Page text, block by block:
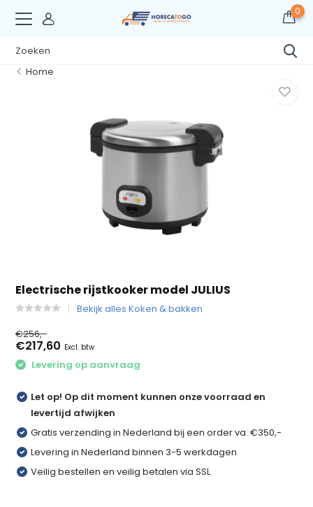
0
Home
Electrische rijstkooker model JULIUS
Bekijk alles Koken & bakken
€256,-
€217,60 Excl. btw
Levering op aanvraag
Let op! Op dit moment kunnen onze voorraad en
levertijd afwijken
Gratis verzending in Nederland bij een order va. €350,-
Levering in Nederland binnen 3-5 werkdagen
Veilig bestellen en veilig betalen via SSL